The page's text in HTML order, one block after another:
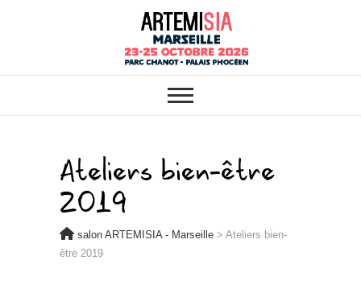
salon ARTEMISIA
– Marseille
ARTEMISIA : VOTRE SALON
BIO, BIEN-ÊTRE ET HABITAT
SAIN À MARSEILLE
Ateliers bien-être
2019
salon ARTEMISIA - Marseille > Ateliers bien-
être 2019